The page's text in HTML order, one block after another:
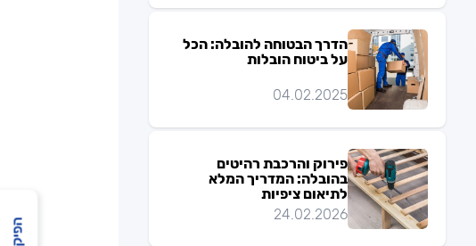
הדרך הבטוחה להובלה: הכל
על ביטוח הובלות
04.02.2025
פירוק והרכבת רהיטים
בהובלה: המדריך המלא
לתיאום ציפיות
24.02.2026